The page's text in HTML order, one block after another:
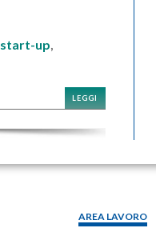
start-up,
LEGGI
AREA LAVORO